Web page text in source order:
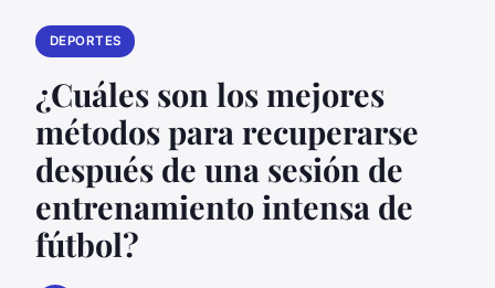
DEPORTES
¿Cuáles son los mejores
métodos para recuperarse
después de una sesión de
entrenamiento intensa de
fútbol?